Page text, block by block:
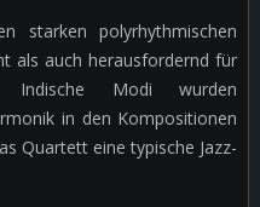
starken polyrhythmischen
als auch herausfordernd für
Indische Modi wurden
in den Kompositionen
Quartett eine typische Jazz-